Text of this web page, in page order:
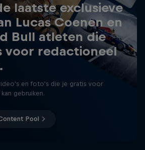
laatste exclusieve
Lucas Coenen en
Bull atleten die
voor redactioneel
en foto's die je gratis voor
gebruiken.
Pool